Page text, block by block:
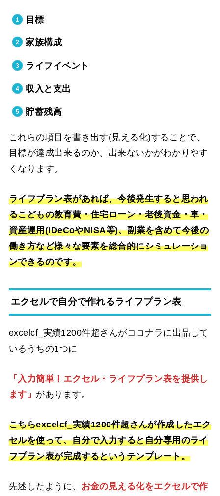
目標
家族構成
ライフイベント
収入と支出
貯蓄残高
これらの項目を書き出す(見える化)することで、
目標が達成出来るのか、出来ないかがわかりやす
くなります。
ライフプラン表があれば、今後発生すると思われ
るこどもの教育費・住宅ローン・老後資金・車・
資産運用(iDeCoやNISA等)、副業を含めて今後の
働き方など様々な要素を総合的にシミュレーショ
ンできるのです。
エクセルで自分で作れるライフプラン表
excelcf_実績1200件超さんがココナラに出品して
いるうちの1つに
「入力簡単！エクセル・ライフプラン表を提供し
ます」 があります。
こちらexcelcf_実績1200件超さんが作成したエク
セルを使って、自分で入力すると自分専用のライ
フプラン表が完成するというテンプレート。
先述したように、 お金の見える化をエクセルで作